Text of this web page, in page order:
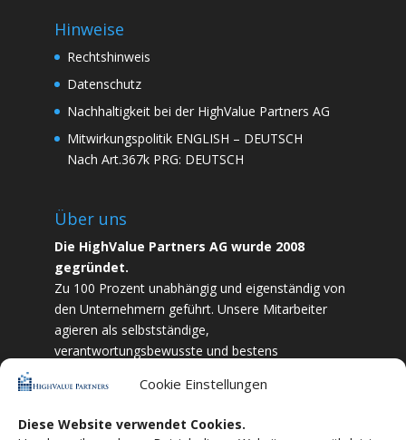
Cookie Einstellungen
Diese Website verwendet Cookies.
Hinweise
Rechtshinweis
Datenschutz
Nachhaltigkeit bei der HighValue Partners AG
Mitwirkungspolitik ENGLISH – DEUTSCH
Nach Art.367k PRG: DEUTSCH
Über uns
Die HighValue Partners AG wurde 2008
gegründet.
Zu 100 Prozent unabhängig und eigenständig von
den Unternehmern geführt. Unsere Mitarbeiter
agieren als selbstständige,
verantwortungsbewusste und bestens
und Zielstrebigkeit sind wir bestrebt das